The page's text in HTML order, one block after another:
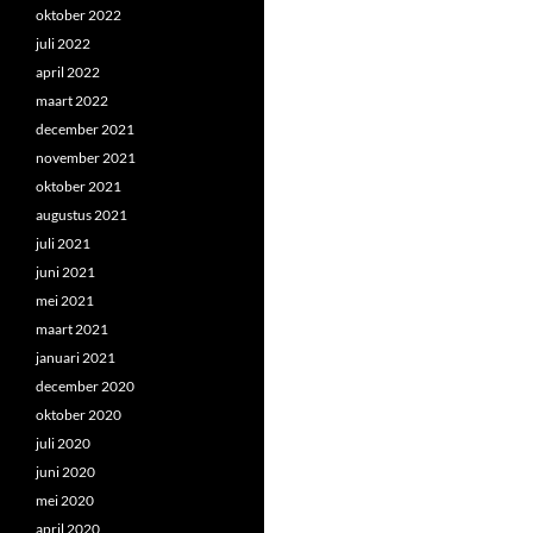
oktober 2022
juli 2022
april 2022
maart 2022
december 2021
november 2021
oktober 2021
augustus 2021
juli 2021
juni 2021
mei 2021
maart 2021
januari 2021
december 2020
oktober 2020
juli 2020
juni 2020
mei 2020
april 2020